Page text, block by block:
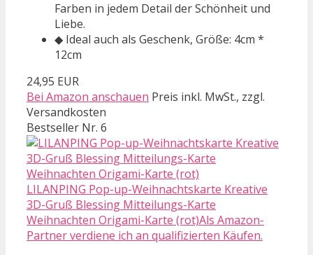
Farben in jedem Detail der Schönheit und
Liebe.
◆ Ideal auch als Geschenk, Größe: 4cm *
12cm
24,95 EUR
Bei Amazon anschauen Preis inkl. MwSt., zzgl.
Versandkosten
Bestseller Nr. 6
LILANPING Pop-up-Weihnachtskarte Kreative
3D-Gruß Blessing Mitteilungs-Karte
Weihnachten Origami-Karte (rot)Als Amazon-
Partner verdiene ich an qualifizierten Käufen.